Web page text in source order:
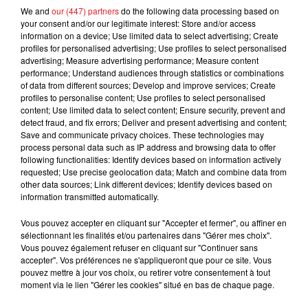
*******
En direct des pistes :
FILS D'ACTUS
15 juillet 2026
BÉTHUNE: ENQUÊTE POUR HOMICIDE
We and our (447) partnersdo the following data processing based on
your consent and/or our legitimate interest: Store and/or access
information on a device; Use limited data to select advertising; Create
profiles for personalised advertising; Use profiles to select personalised
advertising; Measure advertising performance; Measure content
performance; Understand audiences through statistics or combinations
of data from different sources; Develop and improve services; Create
profiles to personalise content; Use profiles to select personalised
content; Use limited data to select content; Ensure security, prevent and
detect fraud, and fix errors; Deliver and present advertising and content;
Save and communicate privacy choices. These technologies may
process personal data such as IP address and browsing data to offer
following functionalities: Identify devices based on information actively
requested; Use precise geolocation data; Match and combine data from
other data sources; Link different devices; Identify devices based on
information transmitted automatically.
Vous pouvez accepter en cliquant sur "Accepter et fermer", ou affiner en
sélectionnant les finalités et/ou partenaires dans "Gérer mes choix".
Vous pouvez également refuser en cliquant sur "Continuer sans
accepter". Vos préférences ne s'appliqueront que pour ce site. Vous
pouvez mettre à jour vos choix, ou retirer votre consentement à tout
moment via le lien "Gérer les cookies" situé en bas de chaque page.